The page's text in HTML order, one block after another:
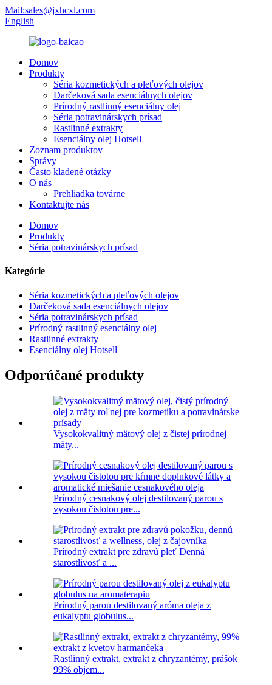
Mail:sales@jxhcxl.com
English
Domov
Produkty
Séria kozmetických a pleťových olejov
Darčeková sada esenciálnych olejov
Prírodný rastlinný esenciálny olej
Séria potravinárskych prísad
Rastlinné extrakty
Esenciálny olej Hotsell
Zoznam produktov
Správy
Často kladené otázky
O nás
Prehliadka továrne
Kontaktujte nás
Domov
Produkty
Séria potravinárskych prísad
Kategórie
Séria kozmetických a pleťových olejov
Darčeková sada esenciálnych olejov
Séria potravinárskych prísad
Prírodný rastlinný esenciálny olej
Rastlinné extrakty
Esenciálny olej Hotsell
Odporúčané produkty
Vysokokvalitný mätový olej z čistej prírodnej
mäty...
Prírodný cesnakový olej destilovaný parou s
vysokou čistotou pre...
Prírodný extrakt pre zdravú pleť Denná
starostlivosť a ...
Prírodný parou destilovaný aróma oleja z
eukalyptu globulus...
Rastlinný extrakt, extrakt z chryzantémy, prášok
99% objem...